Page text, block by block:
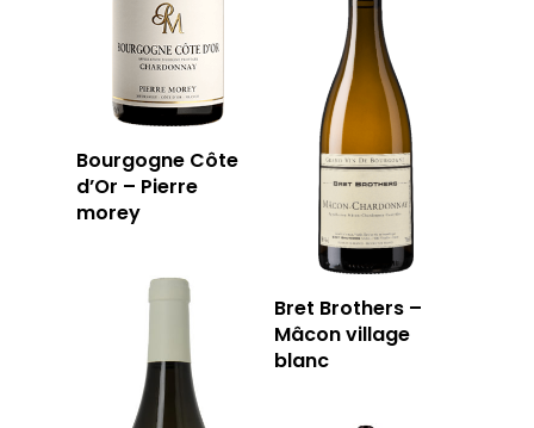
Bourgogne Côte
d’Or – Pierre
morey
Bret Brothers –
Mâcon village
blanc